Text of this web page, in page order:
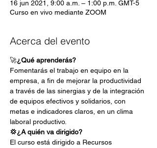
16 jun 2021, 9:00 a.m. – 1:00 p.m. GMT-5
Curso en vivo mediante ZOOM
Acerca del evento
🚀¿Qué aprenderás?
Fomentarás el trabajo en equipo en la
empresa, a fin de mejorar la productividad
a través de las sinergias y de la integración
de equipos efectivos y solidarios, con
metas e indicadores claros, en un clima
laboral productivo.
💢¿A quién va dirigido?
El curso está dirigido a Recursos